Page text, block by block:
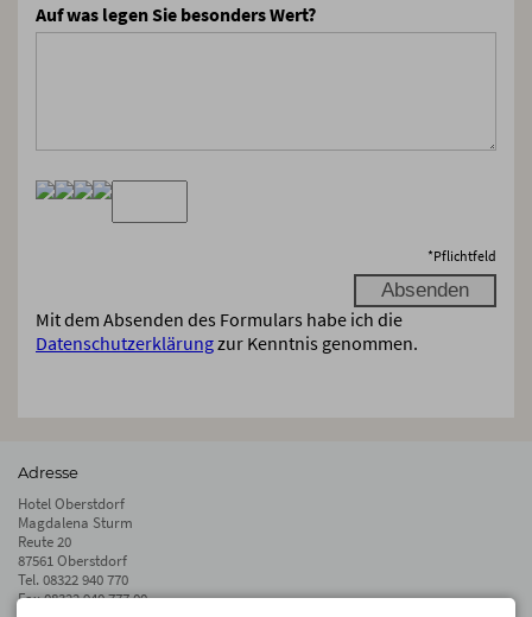
Auf was legen Sie besonders Wert?
*Pflichtfeld
Mit dem Absenden des Formulars habe ich die
Datenschutzerklärungzur Kenntnis genommen.
Adresse
Hotel Oberstdorf
Magdalena Sturm
Reute 20
87561 Oberstdorf
Tel. 08322 940 770
Fax 08322 940 777 00